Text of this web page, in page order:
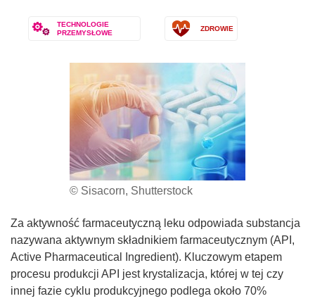
TECHNOLOGIE
PRZEMYSŁOWE
ZDROWIE
© Sisacorn, Shutterstock
Za aktywność farmaceutyczną leku odpowiada substancja
nazywana aktywnym składnikiem farmaceutycznym (API,
Active Pharmaceutical Ingredient). Kluczowym etapem
procesu produkcji API jest krystalizacja, której w tej czy
innej fazie cyklu produkcyjnego podlega około 70%